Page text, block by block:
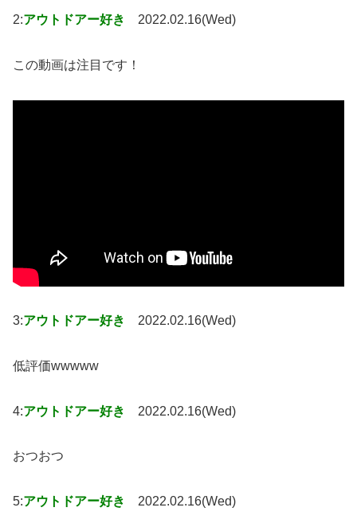
2:アウトドアー好き 2022.02.16(Wed)
この動画は注目です！
3:アウトドアー好き 2022.02.16(Wed)
低評価wwwww
4:アウトドアー好き 2022.02.16(Wed)
おつおつ
5:アウトドアー好き 2022.02.16(Wed)